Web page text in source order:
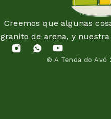
Creemos que algunas
granito de arena, y
© A Tenda do Avó